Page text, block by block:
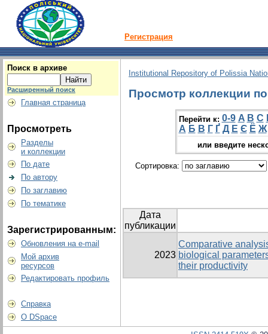
Регистрация
Поиск в архиве
Расширенный поиск
Главная страница
Просмотреть
Разделы
и коллекции
По дате
По автору
По заглавию
По тематике
Зарегистрированным:
Обновления на e-mail
Мой архив
ресурсов
Редактировать профиль
Справка
О DSpace
Institutional Repository of Polissia
Просмотр коллекции
Перейти к: 0-9 A B C
А Б В Г Ґ Д Е Є Ё Ж
или введите
Сортировка:
Дата
публикации
2023
Comparative
biological
their productivity